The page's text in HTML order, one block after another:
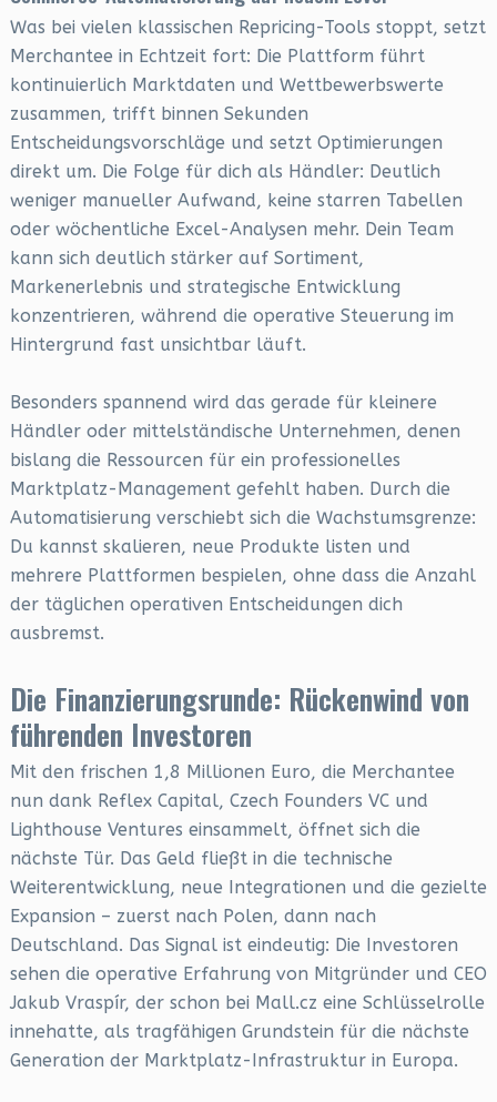
Was bei vielen klassischen Repricing-Tools stoppt, setzt
Merchantee in Echtzeit fort: Die Plattform führt
kontinuierlich Marktdaten und Wettbewerbswerte
zusammen, trifft binnen Sekunden
Entscheidungsvorschläge und setzt Optimierungen
direkt um. Die Folge für dich als Händler: Deutlich
weniger manueller Aufwand, keine starren Tabellen
oder wöchentliche Excel-Analysen mehr. Dein Team
kann sich deutlich stärker auf Sortiment,
Markenerlebnis und strategische Entwicklung
konzentrieren, während die operative Steuerung im
Hintergrund fast unsichtbar läuft.
Besonders spannend wird das gerade für kleinere
Händler oder mittelständische Unternehmen, denen
bislang die Ressourcen für ein professionelles
Marktplatz-Management gefehlt haben. Durch die
Automatisierung verschiebt sich die Wachstumsgrenze:
Du kannst skalieren, neue Produkte listen und
mehrere Plattformen bespielen, ohne dass die Anzahl
der täglichen operativen Entscheidungen dich
ausbremst.
Die Finanzierungsrunde: Rückenwind von
führenden Investoren
Mit den frischen 1,8 Millionen Euro, die Merchantee
nun dank Reflex Capital, Czech Founders VC und
Lighthouse Ventures einsammelt, öffnet sich die
nächste Tür. Das Geld fließt in die technische
Weiterentwicklung, neue Integrationen und die gezielte
Expansion – zuerst nach Polen, dann nach
Deutschland. Das Signal ist eindeutig: Die Investoren
sehen die operative Erfahrung von Mitgründer und CEO
Jakub Vraspír, der schon bei Mall.cz eine Schlüsselrolle
innehatte, als tragfähigen Grundstein für die nächste
Generation der Marktplatz-Infrastruktur in Europa.